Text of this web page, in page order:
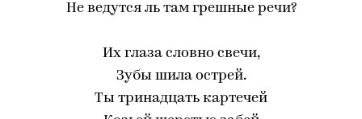
Не ведутся ль там грешные речи?
Их глаза словно свечи,
Зубы шила острей.
Ты тринадцать картечей